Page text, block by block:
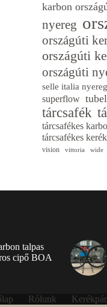
karbon
nyereg
országúti
országúti
országúti
selle italia nyereg
superflow
tárcsafék
tárcsafékes
tárcsafékes
vision
vittoria wide
talpas
cipő BOA
Rólunk